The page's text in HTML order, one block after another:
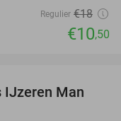
Regulier €18
€10,50
29%
IJzeren Man